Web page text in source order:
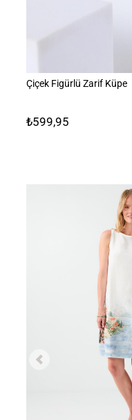
Çiçek Figürlü Zarif Küpe
₺599,95